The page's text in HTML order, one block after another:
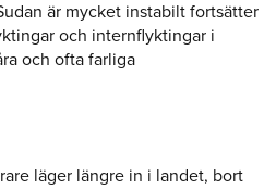
är mycket instabilt fortsätter
och internflyktingar i
och ofta farliga
läger längre in i landet, bort